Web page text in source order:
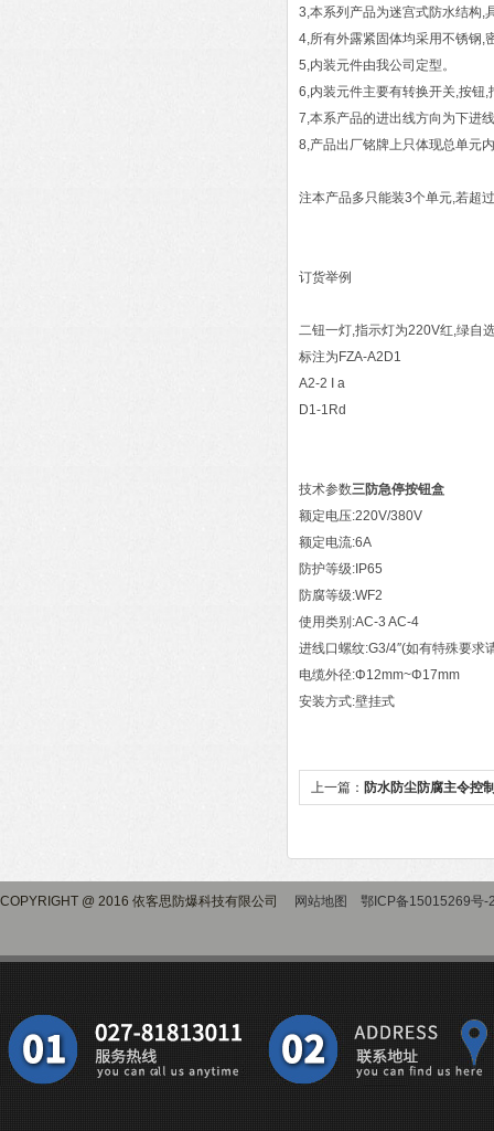
3,本系列产品为迷宫式防水结构,
4,所有外露紧固体均采用不锈钢,
5,内装元件由我公司定型。
6,内装元件主要有转换开关,按钮,
7,本系产品的进出线方向为下进
8,产品出厂铭牌上只体现总单元
注本产品多只能装3个单元,若超
订货举例
二钮一灯,指示灯为220V红,绿自
标注为FZA-A2D1
A2-2 I a
D1-1Rd
技术参数三防急停按钮盒
额定电压:220V/380V
额定电流:6A
防护等级:IP65
防腐等级:WF2
使用类别:AC-3 AC-4
进线口螺纹:G3/4″(如有特殊要求
电缆外径:Φ12mm~Φ17mm
安装方式:壁挂式
上一篇： 防水防尘防腐主令控
COPYRIGHT @ 2016 依客思防爆科技有限公司 网站地图 鄂ICP备15015269号-